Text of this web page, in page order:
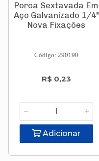
Porca Sextavada Em
Aço Galvanizado 1/4"
Nova Fixações
Código: 290190
R$ 0,23
Adicionar